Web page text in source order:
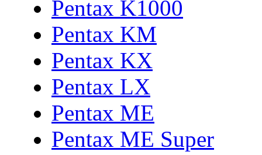
Pentax K1000
Pentax KM
Pentax KX
Pentax LX
Pentax ME
Pentax ME Super